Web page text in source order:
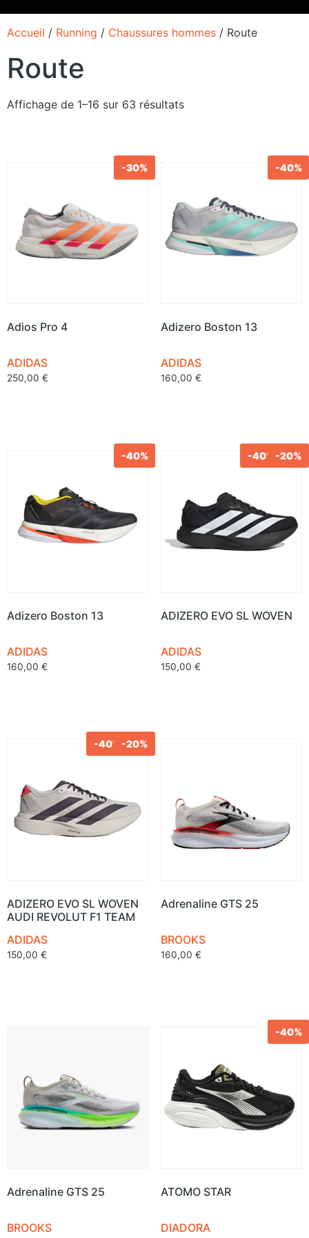
Accueil / Running / Chaussures hommes / Route
Route
Affichage de 1–16 sur 63 résultats
-30%
Adios Pro 4
ADIDAS
250,00 €
-40%
Adizero Boston 13
ADIDAS
160,00 €
-40%
Adizero Boston 13
ADIDAS
160,00 €
-40% -20%
ADIZERO EVO SL WOVEN
ADIDAS
150,00 €
-40% -20%
ADIZERO EVO SL WOVEN
AUDI REVOLUT F1 TEAM
ADIDAS
150,00 €
Adrenaline GTS 25
BROOKS
160,00 €
Adrenaline GTS 25
BROOKS
-40%
ATOMO STAR
DIADORA